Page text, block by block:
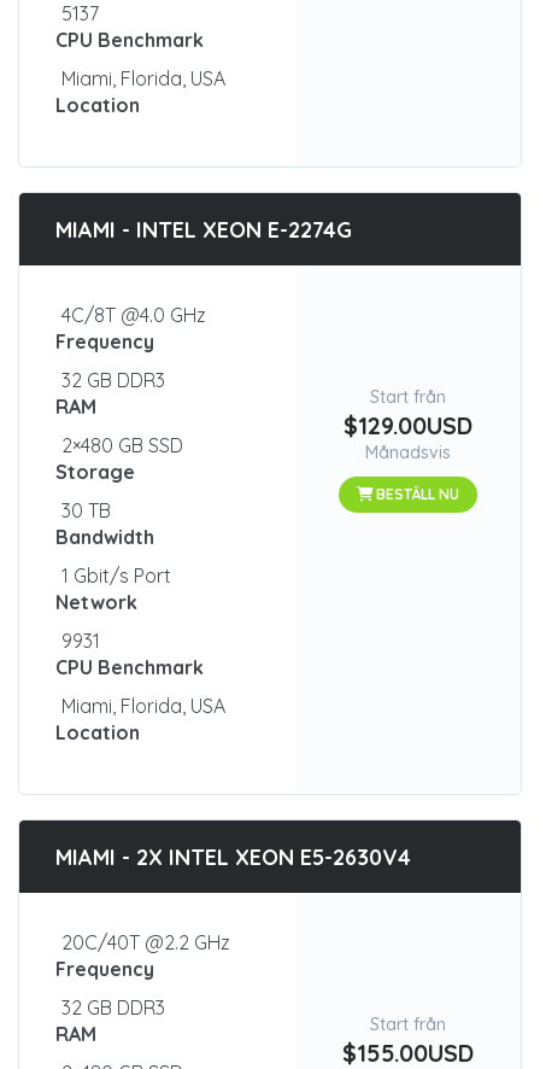
5137
CPU Benchmark
Miami, Florida, USA
Location
MIAMI - INTEL XEON E-2274G
4C/8T @4.0 GHz
Frequency
32 GB DDR3
RAM
2×480 GB SSD
Storage
30 TB
Bandwidth
1 Gbit/s Port
Network
9931
CPU Benchmark
Miami, Florida, USA
Location
Start från
$129.00USD
Månadsvis
BESTÄLL NU
MIAMI - 2X INTEL XEON E5-2630V4
20C/40T @2.2 GHz
Frequency
32 GB DDR3
RAM
Start från
$155.00USD